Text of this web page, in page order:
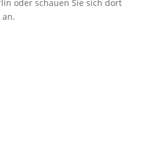
oder schauen Sie sich dort
an.